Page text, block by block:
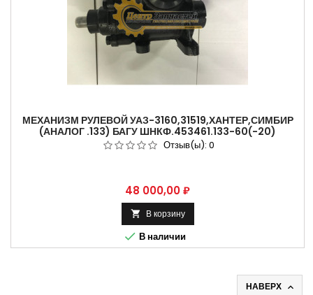
МЕХАНИЗМ РУЛЕВОЙ УАЗ-3160,31519,ХАНТЕР,СИМБИР
(АНАЛОГ .133) БАГУ ШНКФ.453461.133-60(-20)
Отзыв(ы): 0
Цена
48 000,00 ₽
 В корзину
 В наличии
НАВЕРХ 